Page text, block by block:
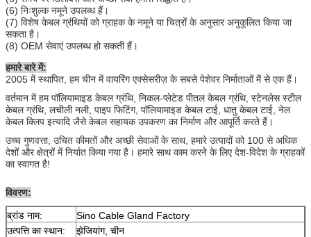
(6) निःशुल्क नमूने उपलब्ध हैं।
(7) विशेष केबल ग्रंथियों को ग्राहक के नमूने या चित्रों के अनुसार अनुकूलित किया जा
सकता है।
(8) OEM सेवाएं उपलब्ध हो सकती हैं।
हमारे बारे में:
2005 में स्थापित, हम चीन में वायरिंग एक्सेसरीज़ के सबसे पेशेवर निर्माताओं में से एक हैं।
वर्तमान में हम पॉलियामाइड केबल ग्रंथि, निकल-प्लेटेड पीतल केबल ग्रंथि, स्टेनलेस स्टील
केबल ग्रंथि, लचीली नली, पाइप फिटिंग, पॉलियामाइड केबल टाई, धातु केबल टाई, नेल
केबल क्लिप इत्यादि जैसे केबल सहायक उपकरण का निर्माण और आपूर्ति करते हैं।
उच्च गुणवत्ता, उचित कीमतों और अच्छी सेवाओं के साथ, हमारे उत्पादों को 100 से अधिक
देशों और क्षेत्रों में निर्यात किया गया है। हमारे साथ काम करने के लिए देश-विदेश के ग्राहकों
का स्वागत है!
विवरण:
ब्रांड नाम:
Sino Cable Gland Factory
उत्पत्ति का स्थान:
झेजियांग, चीन